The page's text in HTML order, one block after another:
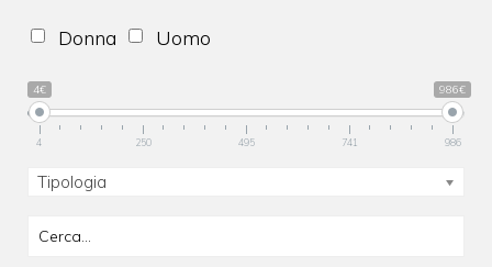
Donna Uomo
4€ 986€
4 250 495 741 986
Tipologia